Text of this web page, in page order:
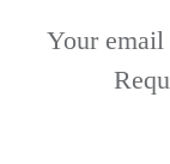
Your